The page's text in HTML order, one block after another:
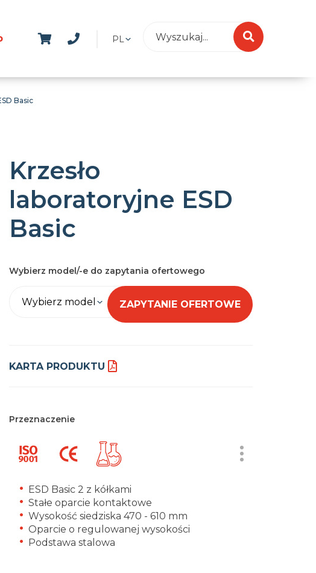
PL
Basic
Krzesło
laboratoryjne ESD
Basic
Wybierz model/-e do zapytania ofertowego
Wybierz model ZAPYTANIE OFERTOWE
KARTA PRODUKTU
Przeznaczenie
ESD Basic 2 z kółkami
Stałe oparcie kontaktowe
Wysokość siedziska 470 - 610 mm
Oparcie o regulowanej wysokości
Podstawa stalowa